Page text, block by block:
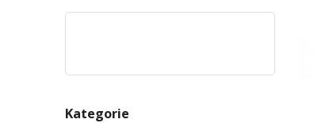
Kategorie